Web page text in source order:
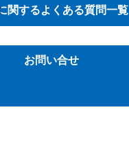
関するよくある質問一覧
お問い合せ